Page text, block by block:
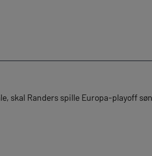
skal Randers spille Europa-playoff